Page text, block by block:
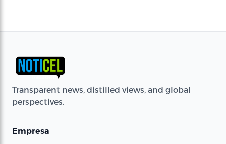
Transparent news, distilled views, and global
perspectives.
Empresa